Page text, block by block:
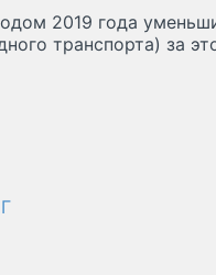
2019 года
транспорта) за